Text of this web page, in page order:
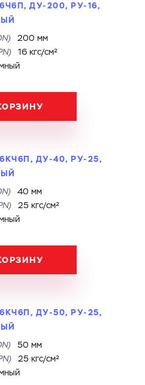
запрос
ДУ-200, РУ-16,
200 мм
16 кгс/см²
ДУ-40, РУ-25,
40 мм
25 кгс/см²
ДУ-50, РУ-25,
50 мм
25 кгс/см²